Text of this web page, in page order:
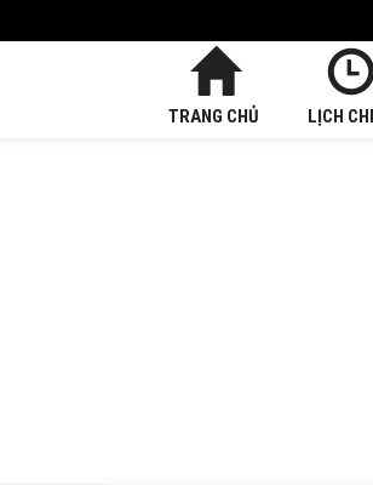
TRANG CHỦ LỊCH